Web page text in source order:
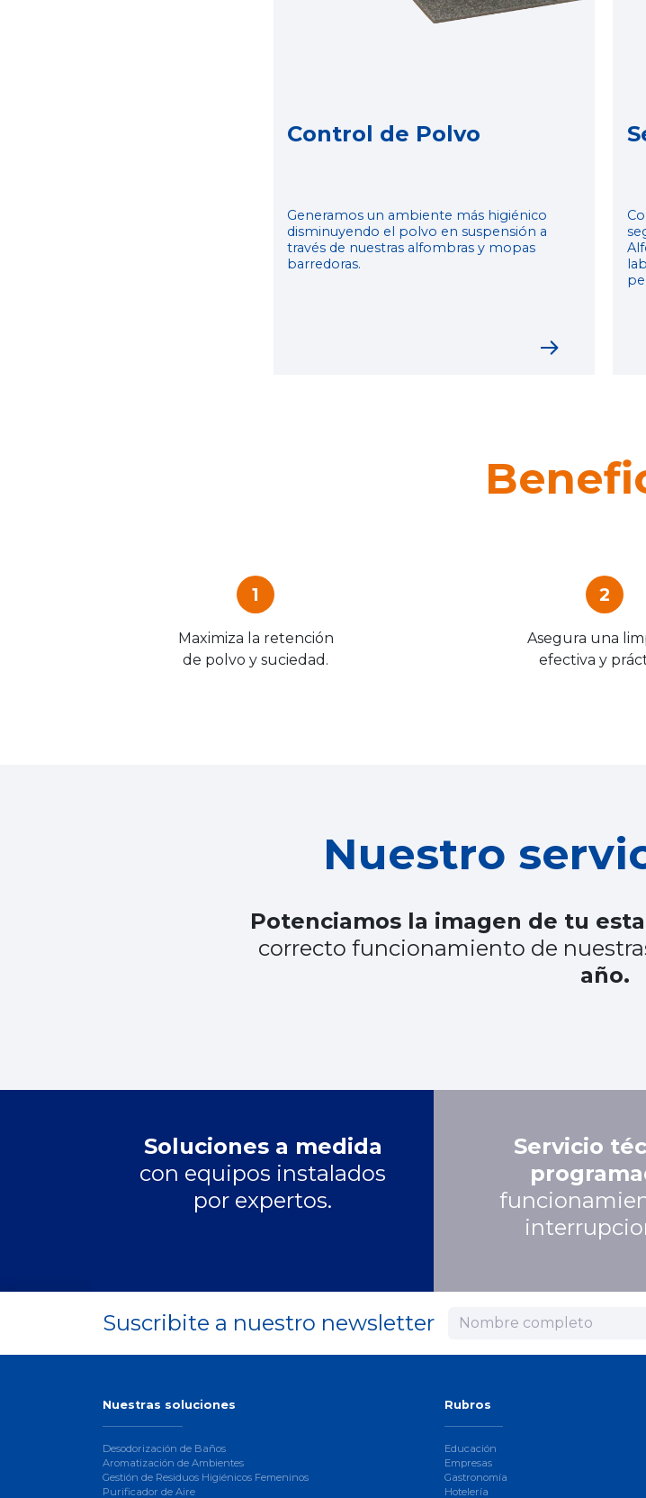
Control de Polvo
Generamos un ambiente más higiénico
disminuyendo el polvo en suspensión a
través de nuestras alfombras y mopas
barredoras.
1
Maximiza la retención
de polvo y suciedad.
2
Asegura una
efectiva y
Nuestro
Potenciamos la imagen de tu
correcto funcionamiento de
año.
Soluciones a medida
con equipos instalados
por expertos.
Servicio
Suscribite a nuestro newsletter
Nuestras soluciones
Desodorización de Baños
Aromatización de Ambientes
Gestión de Residuos Higiénicos Femeninos
Purificador de Aire
Rubros
Educación
Empresas
Gastronomía
Hotelería